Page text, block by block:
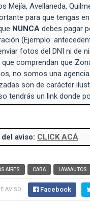
Mejía, Avellaneda,
para que tengas
NUNCA debes pagar
(Ejemplo:
fotos del DNI ni de
comprendan que
no somos una
son de carácter
tendrás un link donde
aviso: CLICK ACÁ
AIRES CABA LAVAAUTOS
AVISO: Facebook